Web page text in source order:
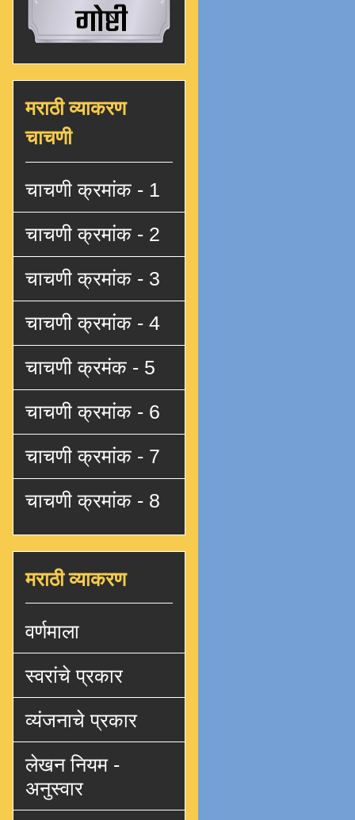
मराठी व्याकरण
चाचणी
चाचणी क्रमांक - 1
चाचणी क्रमांक - 2
चाचणी क्रमांक - 3
चाचणी क्रमांक - 4
चाचणी क्रमंक - 5
चाचणी क्रमांक - 6
चाचणी क्रमांक - 7
चाचणी क्रमांक - 8
मराठी व्याकरण
वर्णमाला
स्वरांचे प्रकार
व्यंजनाचे प्रकार
लेखन नियम -
अनुस्वार